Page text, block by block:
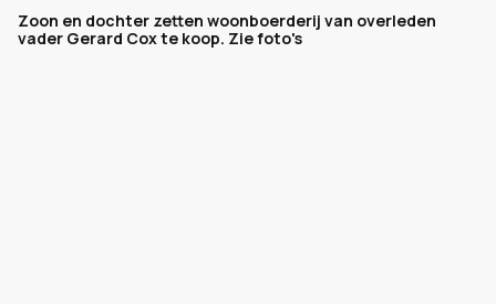
Zoon en dochter zetten woonboerderij van overleden
vader Gerard Cox te koop. Zie foto's